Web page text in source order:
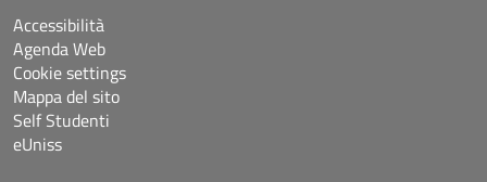
Accessibilità
Agenda Web
Cookie settings
Mappa del sito
Self Studenti
eUniss